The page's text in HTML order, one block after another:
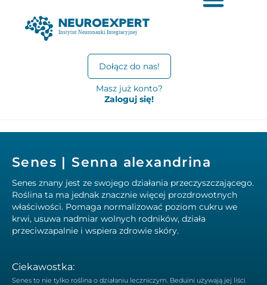
Dołącz do nas!
Masz już konto?
Zaloguj się!
Senes | Senna alexandrina
Senes znany jest ze swojego działania przeczyszczającego.
Roślina ta ma jednak znacznie więcej prozdrowotnych
właściwości. Pomaga normalizować poziom cukru we
krwi, usuwa nadmiar wolnych rodników, działa
przeciwzapalnie i wspiera zdrowie skóry.
Ciekawostka:
Senes to nie tylko roślina o działaniu leczniczym. Beduini używają jej liści